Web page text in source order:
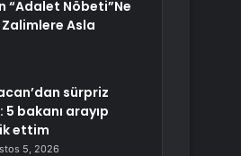
“Adalet Nöbeti”Ne
Zalimlere Asla
sürpriz
5 bakanı arayıp
ettim
5, 2026